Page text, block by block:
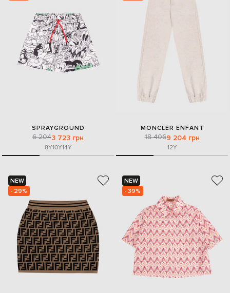
SPRAYGROUND
6 2043 723 грн
8Y10Y14Y
MONCLER ENFANT
18 4069 204 грн
12Y
NEW
- 29%
NEW
- 39%